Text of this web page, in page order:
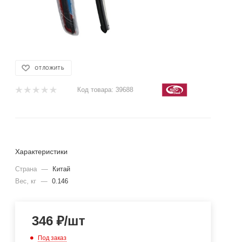
ОТЛОЖИТЬ
Код товара: 39688
Характеристики
Страна —
Китай
Вес, кг — 0.146
346 ₽/шт
Под заказ